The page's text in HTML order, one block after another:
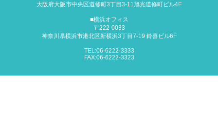
大阪府大阪市中央区道修町3丁目3-11旭光道修町ビル4F
■横浜オフィス
〒222-0033
神奈川県横浜市港北区新横浜3丁目7-19 鈴喜ビル6F
TEL:06-6222-3333
FAX:06-6222-3323